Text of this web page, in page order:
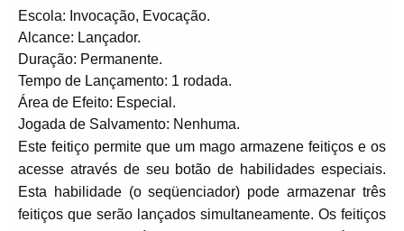
Escola: Invocação, Evocação.
Alcance: Lançador.
Duração: Permanente.
Tempo de Lançamento: 1 rodada.
Área de Efeito: Especial.
Jogada de Salvamento: Nenhuma.
Este feitiço permite que um mago armazene feitiços e os
acesse através de seu botão de habilidades especiais.
Esta habilidade (o seqüenciador) pode armazenar três
feitiços que serão lançados simultaneamente. Os feitiços